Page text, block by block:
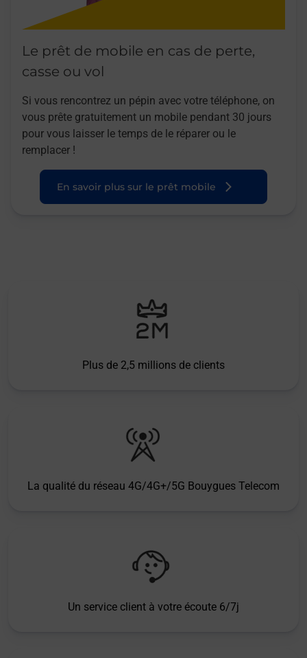
Le prêt de mobile en cas de perte,
casse ou vol
Si vous rencontrez un pépin avec votre téléphone, on
vous prête gratuitement un mobile pendant 30 jours
pour vous laisser le temps de le réparer ou le
remplacer !
En savoir plus sur le prêt mobile
Plus de 2,5 millions de clients
La qualité du réseau 4G/4G+/5G Bouygues Telecom
Un service client à votre écoute 6/7j